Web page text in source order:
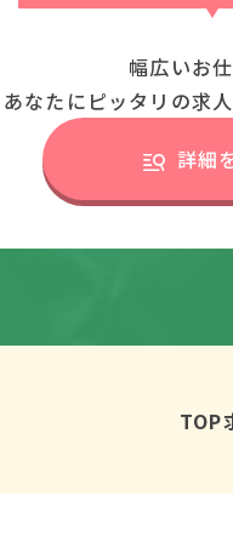
幅広いお
あなたにピッタリの求
詳細
TOP